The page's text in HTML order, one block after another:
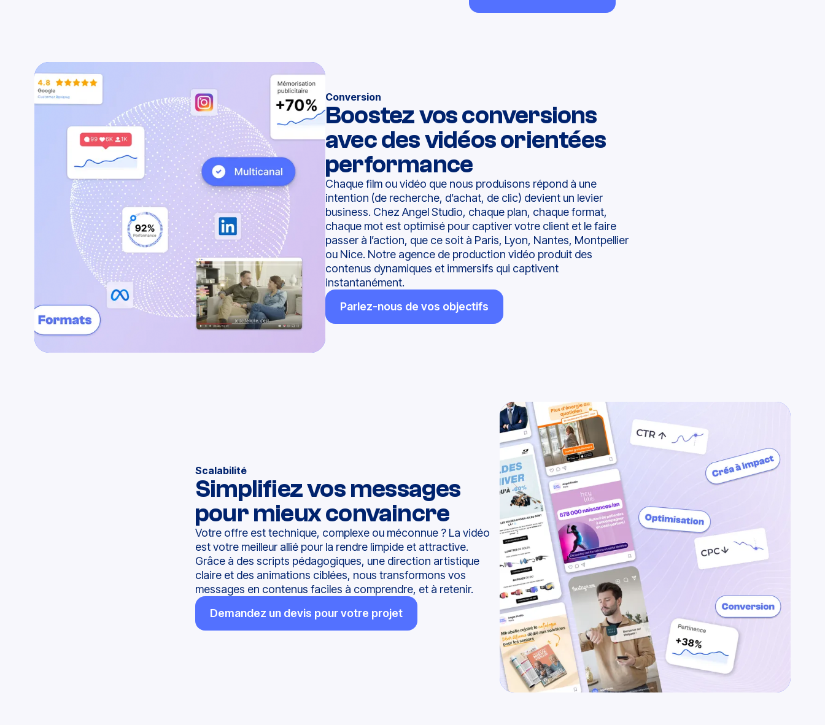
Conversion
Boostez vos conversions
avec des vidéos orientées
performance
Chaque film ou vidéo que nous produisons répond à une
intention (de recherche, d’achat, de clic) devient un levier
business. Chez Angel Studio, chaque plan, chaque format,
chaque mot est optimisé pour captiver votre client et le faire
passer à l’action, que ce soit à Paris, Lyon, Nantes, Montpellier
ou Nice. Notre agence de production vidéo produit des
contenus dynamiques et immersifs qui captivent
instantanément.
Parlez-nous de vos objectifs
Scalabilité
Simplifiez vos messages
pour mieux convaincre
Votre offre est technique, complexe ou méconnue ? La vidéo
est votre meilleur allié pour la rendre limpide et attractive.
Grâce à des scripts pédagogiques, une direction artistique
claire et des animations ciblées, nous transformons vos
messages en contenus faciles à comprendre, et à retenir.
Demandez un devis pour votre projet